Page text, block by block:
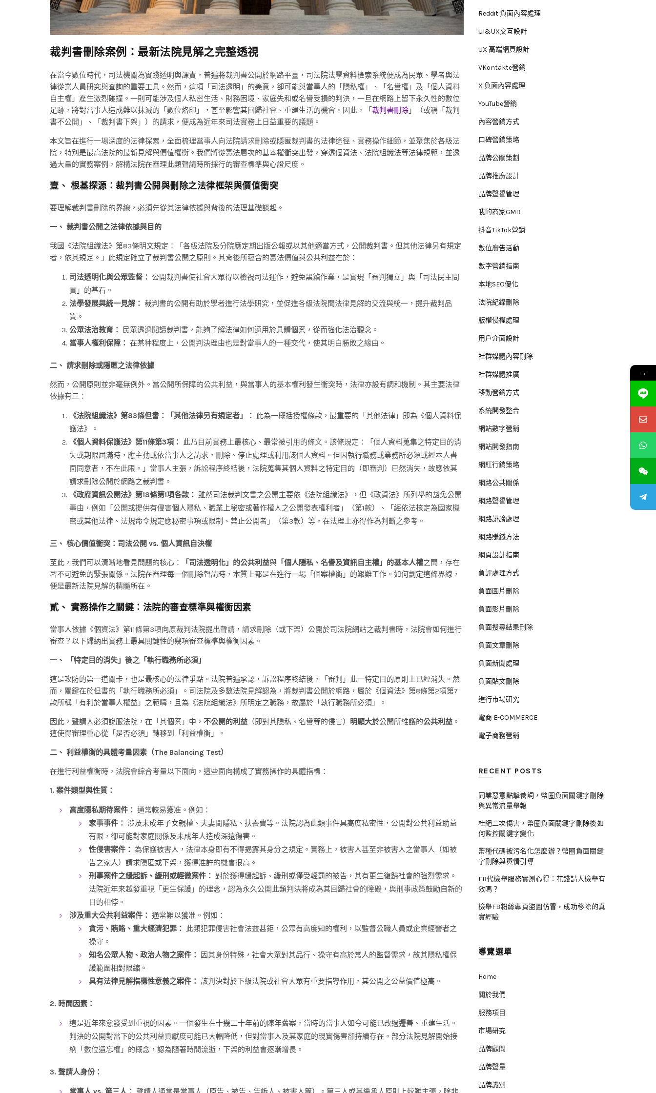
裁判書刪除案例：最新法院見解之完整透視
在當今數位時代，司法機關為實踐透明與課責，普遍將裁判書公開於網路平臺，司法院法學資料檢索系統便成為民眾、學者與法
律從業人員研究與查詢的重要工具。然而，這項「司法透明」的美意，卻可能與當事人的「隱私權」、「名譽權」及「個人資料
自主權」產生激烈碰撞。一則可能涉及個人私密生活、財務困境、家庭失和或名譽受損的判決，一旦在網路上留下永久性的數位
足跡，將對當事人造成難以抹滅的「數位烙印」，甚至影響其回歸社會、重建生活的機會。因此，「 裁判書刪除 」（或稱「裁判
書不公開」、「裁判書下架」）的請求，便成為近年來司法實務上日益重要的議題。
本文旨在進行一場深度的法律探索，全面梳理當事人向法院請求刪除或隱匿裁判書的法律途徑、實務操作細節，並聚焦於各級法
院，特別是最高法院的最新見解與價值權衡。我們將從憲法層次的基本權衝突出發，穿透個資法、法院組織法等法律規範，並透
過大量的實務案例，解構法院在審理此類聲請時所採行的審查標準與心證尺度。
壹、 根基探源：裁判書公開與刪除之法律框架與價值衝突
要理解裁判書刪除的界線，必須先從其法律依據與背後的法理基礎談起。
一、 裁判書公開之法律依據與目的
我國《法院組織法》第83條明文規定：「各級法院及分院應定期出版公報或以其他適當方式，公開裁判書。但其他法律另有規定
者，依其規定。」此規定確立了裁判書公開之原則。其背後所蘊含的憲法價值與公共利益在於：
司法透明化與公眾監督： 公開裁判書使社會大眾得以檢視司法運作，避免黑箱作業，是實現「審判獨立」與「司法民主問
責」的基石。
法學發展與統一見解： 裁判書的公開有助於學者進行法學研究，並促進各級法院間法律見解的交流與統一，提升裁判品
質。
公眾法治教育：
民眾透過閱讀裁判書，能夠了解法律如何適用於具體個案，從而強化法治觀念。
當事人權利保障： 在某种程度上，公開判決理由也是對當事人的一種交代，使其明白勝敗之緣由。
二、 請求刪除或隱匿之法律依據
然而，公開原則並非毫無例外。當公開所保障的公共利益，與當事人的基本權利發生衝突時，法律亦設有調和機制。其主要法律
依據有三：
《法院組織法》第83條但書：「其他法律另有規定者」： 此為一概括授權條款，最重要的「其他法律」即為《個人資料保
護法》。
《個人資料保護法》第11條第3項： 此乃目前實務上最核心、最常被引用的條文。該條規定：「個人資料蒐集之特定目的消
失或期限屆滿時，應主動或依當事人之請求，刪除、停止處理或利用該個人資料。但因執行職務或業務所必須或經本人書
面同意者，不在此限。」當事人主張，訴訟程序終結後，法院蒐集其個人資料之特定目的（即審判）已然消失，故應依其
請求刪除公開於網路之裁判書。
《政府資訊公開法》第18條第1項各款： 雖然司法裁判文書之公開主要依《法院組織法》，但《政資法》所列舉的豁免公開
事由，例如「公開或提供有侵害個人隱私、職業上秘密或著作權人之公開發表權利者」（第1款）、「經依法核定為國家機
密或其他法律、法規命令規定應秘密事項或限制、禁止公開者」（第3款）等，在法理上亦得作為判斷之參考。
三、 核心價值衝突：司法公開 vs. 個人資訊自決權
至此，我們可以清晰地看見問題的核心： 「司法透明化」的公共利益與 「個人隱私、名譽及資訊自主權」的基本人權之間，存在
著不可避免的緊張關係。法院在審理每一個刪除聲請時，本質上都是在進行一場「個案權衡」的艱難工作。如何劃定這條界線，
便是最新法院見解的精髓所在。
貳、 實務操作之關鍵：法院的審查標準與權衡因素
當事人依據《個資法》第11條第3項向原裁判法院提出聲請，請求刪除（或下架）公開於司法院網站之裁判書時，法院會如何進行
審查？以下歸納出實務上最具關鍵性的幾項審查標準與權衡因素。
一、 「特定目的消失」後之「執行職務所必須」
這是攻防的第一道關卡，也是最核心的法律爭點。法院普遍承認，訴訟程序終結後，「審判」此一特定目的原則上已經消失。然
而，關鍵在於但書的「執行職務所必須」。司法院及多數法院見解認為，將裁判書公開於網路，屬於《個資法》第8條第2項第7
款所稱「有利於當事人權益」之範疇，且為《法院組織法》所明定之職務，故屬於「執行職務所必須」。
因此，聲請人必須說服法院，在「其個案」中， 不公開的利益 （即對其隱私、名譽等的侵害） 明顯大於公開所維護的公共利益 。
這使得審理重心從「是否必須」轉移到「利益權衡」。
二、 利益權衡的具體考量因素（The Balancing Test）
在進行利益權衡時，法院會綜合考量以下面向，這些面向構成了實務操作的具體指標：
1. 案件類型與性質：
高度隱私期待案件： 通常較易獲准。例如：
家事事件： 涉及未成年子女親權、夫妻間隱私、扶養費等。法院認為此類事件具高度私密性，公開對公共利益助益
有限，卻可能對家庭關係及未成年人造成深遠傷害。
性侵害案件： 為保護被害人，法律本身即有不得揭露其身分之規定。實務上，被害人甚至非被害人之當事人（如被
告之家人）請求隱匿或下架，獲得准許的機會很高。
刑事案件之緩起訴、緩刑或輕微案件： 對於獲得緩起訴、緩刑或僅受輕罰的被告，其有更生復歸社會的強烈需求。
法院近年来越發重視「更生保護」的理念，認為永久公開此類判決將成為其回歸社會的障礙，與刑事政策鼓勵自新的
目的相悖。
涉及重大公共利益案件： 通常難以獲准。例如：
貪污、賄賂、重大經濟犯罪： 此類犯罪侵害社會法益甚鉅，公眾有高度知的權利，以監督公職人員或企業經營者之
操守。
知名公眾人物、政治人物之案件：
因其身份特殊，社會大眾對其品行、操守有高於常人的監督需求，故其隱私權保
護範圍相對限縮。
具有法律見解指標性意義之案件： 該判決對於下級法院或社會大眾有重要指導作用，其公開之公益價值極高。
2. 時間因素：
這是近年來愈發受到重視的因素。一個發生在十幾二十年前的陳年舊案，當時的當事人如今可能已改過遷善、重建生活。
判決的公開對當下的公共利益貢獻度可能已大幅降低，但對當事人及其家庭的現實傷害卻持續存在。部分法院見解開始接
納「數位遺忘權」的概念，認為隨著時間流逝，下架的利益會逐漸增長。
3. 聲請人身份：
Reddit 負面內容處理
UI&UX交互設計
UX 高端網頁設計
VKontakte營銷
X 負面內容處理
YouTube營銷
內容營銷方式
口碑營銷策略
品牌公關策劃
品牌推廣設計
品牌聲譽管理
我的商家GMB
抖音TikTok營銷
數位廣告活動
數字營銷指南
本地SEO優化
法院紀錄刪除
版權侵權處理
用戶介面設計
社群媒體內容刪除
社群媒體推廣
移動營銷方式
系統開發整合
網站數字營銷
網站開發指南
網紅行銷策略
網路公共關係
網路聲譽管理
網路誹謗處理
網路賺錢方法
網頁設計指南
負評處理方式
負面圖片刪除
負面影片刪除
負面搜尋結果刪除
負面文章刪除
負面新聞處理
負面貼文刪除
進行市場研究
電商 E-COMMERCE
電子商務營銷
RECENT POSTS
同業惡意點擊養詞，幣圈負面關鍵字刪除
與異常流量舉報
杜絕二次傷害，幣圈負面關鍵字刪除後如
何監控關鍵字變化
幣種代碼被污名化怎麼辦？幣圈負面關鍵
字刪除與輿情引導
FB代檢舉服務實測心得：花錢請人檢舉有
效嗎？
檢舉FB粉絲專頁盜圖仿冒，成功移除的真
實經驗
導覽選單
Home
關於我們
服務項目
市場研究
品牌顧問
品牌聲量
品牌識別
→